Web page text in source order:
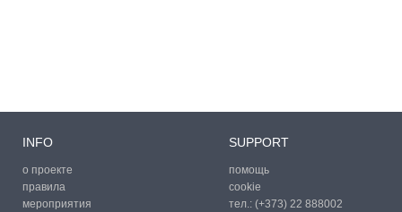
INFO
о проекте
правила
мероприятия
SUPPORT
помощь
cookie
тел.: (+373) 22 888002